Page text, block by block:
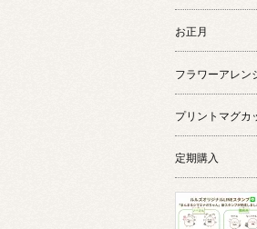
お正月
フラワーアレン
プリントマグカ
定期購入